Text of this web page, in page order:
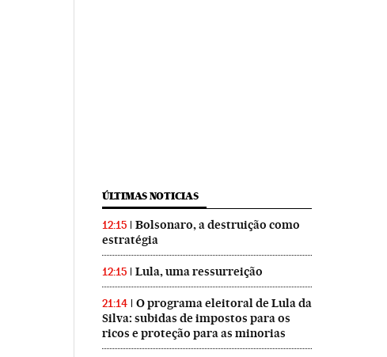
ÚLTIMAS NOTICIAS
12:15
Bolsonaro, a destruição como
estratégia
12:15 Lula, uma ressurreição
21:14
O programa eleitoral de Lula da
Silva: subidas de impostos para os
ricos e proteção para as minorias